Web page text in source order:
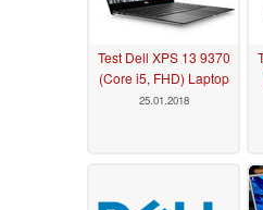
Test Dell XPS 13 9370
(Core i5, FHD) Laptop
25.01.2018